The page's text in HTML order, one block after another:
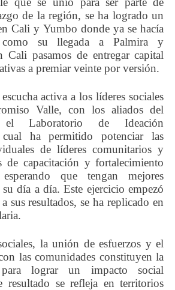
de la región, se ha logrado un
Cali y Yumbo donde ya se hacía
su llegada a Palmira y
Cali pasamos de entregar capital
a premiar veinte por versión.
activa a los líderes sociales
Valle, con los aliados del
Laboratorio de Ideación
ha permitido potenciar las
de líderes comunitarios y
de capacitación y fortalecimiento
que tengan mejores
su día a día. Este ejercicio empezó
sus resultados, se ha replicado en
la unión de esfuerzos y el
las comunidades constituyen la
lograr un impacto social
resultado se refleja en territorios